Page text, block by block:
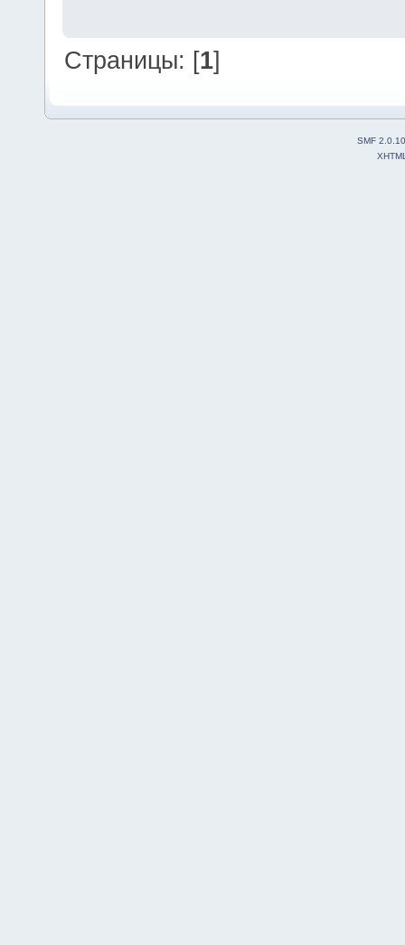
Страницы: [1]
SMF 2.0.10